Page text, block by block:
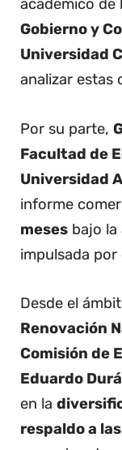
académico de
Gobierno y
Universidad
analizar estas
Por su parte,
Facultad de
Universidad
informe
meses bajo la
impulsada
Desde el
Renovación
Comisión de
Eduardo
en la
respaldo a